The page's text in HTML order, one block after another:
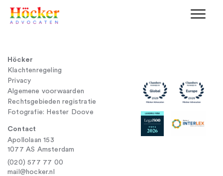
Höcker
Klachtenregeling
Privacy
Algemene voorwaarden
Rechtsgebieden registratie
Fotografie: Hester Doove
Contact
Apollolaan 153
1077 AS Amsterdam
(020) 577 77 00
mail@hocker.nl